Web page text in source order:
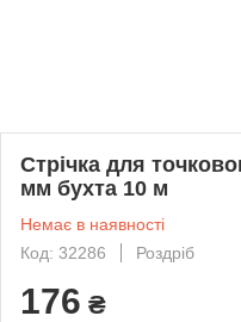
Стрічка для
мм бухта 10 м
Немає в наявності
Код: 32286
Роздріб
176 ₴